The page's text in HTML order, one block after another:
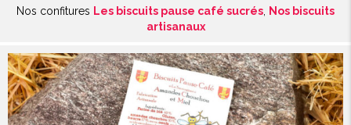
Chouchous
Boîte
de
120g
Nos confitures Les biscuits pause café sucrés Nos biscuits
artisanaux